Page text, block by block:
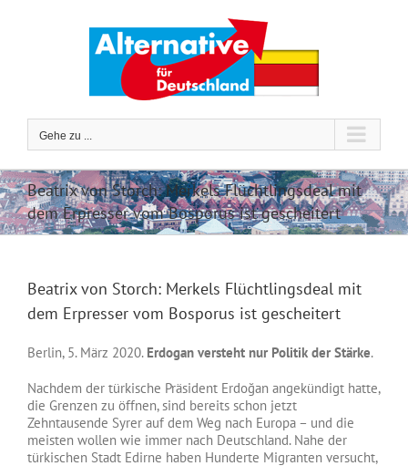
Gehe zu ...
Beatrix von Storch: Merkels Flüchtlingsdeal mit
dem Erpresser vom Bosporus ist gescheitert
Beatrix von Storch: Merkels Flüchtlingsdeal mit
dem Erpresser vom Bosporus ist gescheitert
Berlin, 5. März 2020. Erdogan versteht nur Politik der Stärke.
Nachdem der türkische Präsident Erdoğan angekündigt hatte,
die Grenzen zu öffnen, sind bereits schon jetzt
Zehntausende Syrer auf dem Weg nach Europa – und die
meisten wollen wie immer nach Deutschland. Nahe der
türkischen Stadt Edirne haben Hunderte Migranten versucht,